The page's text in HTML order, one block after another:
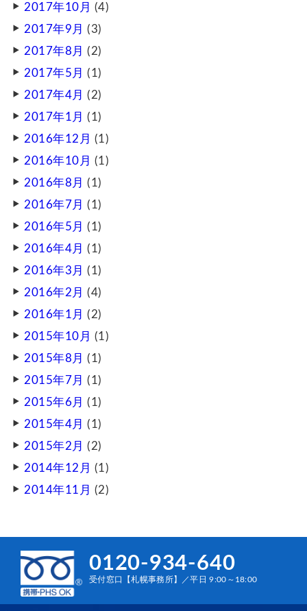
2017年10月 (4)
2017年9月 (3)
2017年8月 (2)
2017年5月 (1)
2017年4月 (2)
2017年1月 (1)
2016年12月 (1)
2016年10月 (1)
2016年8月 (1)
2016年7月 (1)
2016年5月 (1)
2016年4月 (1)
2016年3月 (1)
2016年2月 (4)
2016年1月 (2)
2015年10月 (1)
2015年8月 (1)
2015年7月 (1)
2015年6月 (1)
2015年4月 (1)
2015年2月 (2)
2014年12月 (1)
2014年11月 (2)
0120-934-640
受付窓口【札幌事務所】／平日 9:00～18:00